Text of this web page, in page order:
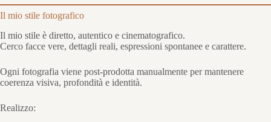
Il mio stile fotografico
Il mio stile è diretto, autentico e cinematografico.
Cerco facce vere, dettagli reali, espressioni spontanee e carattere.
Ogni fotografia viene post-prodotta manualmente per mantenere
coerenza visiva, profondità e identità.
Realizzo: